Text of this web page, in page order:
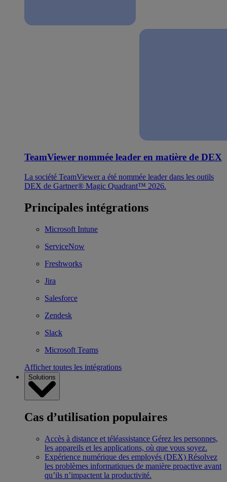
TeamViewer nommée leader en matière de DEX
La société TeamViewer a été nommée leader dans les outils
DEX de Gartner® Magic Quadrant™ 2026.
Principales intégrations
Microsoft Intune
ServiceNow
Freshworks
Jira
Salesforce
Zendesk
Slack
Microsoft Teams
Afficher toutes les intégrations
Solutions
Cas d’utilisation populaires
Accès à distance et téléassistance Gérez les personnes,
les appareils et les applications, où que vous soyez.
Expérience numérique des employés (DEX) Résolvez
les problèmes informatiques de manière proactive avant
qu’ils n’impactent la productivité.